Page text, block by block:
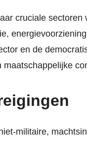
cruciale sectoren
en de
militaire,